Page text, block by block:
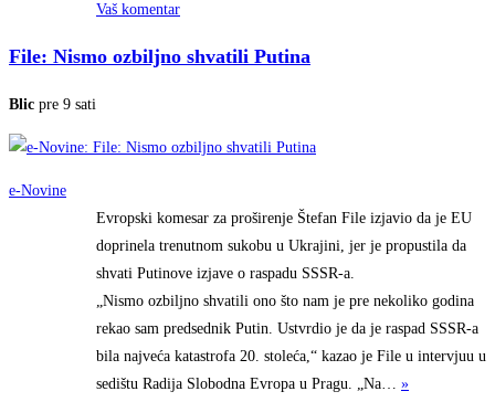
Vaš komentar
File: Nismo ozbiljno shvatili Putina
Blic pre 9 sati
e-Novine
Evropski komesar za proširenje Štefan File izjavio da je EU
doprinela trenutnom sukobu u Ukrajini, jer je propustila da
shvati Putinove izjave o raspadu SSSR-a.
„Nismo ozbiljno shvatili ono što nam je pre nekoliko godina
rekao sam predsednik Putin. Ustvrdio je da je raspad SSSR-a
bila najveća katastrofa 20. stoleća,“ kazao je File u intervjuu u
sedištu Radija Slobodna Evropa u Pragu. „Na… »